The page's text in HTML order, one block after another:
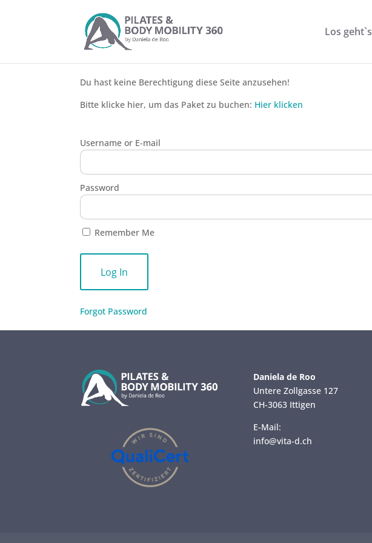
Los geht`s
Du hast keine Berechtigung diese Seite anzusehen!
Bitte klicke hier, um das Paket zu buchen: Hier klicken
Username or E-mail
Password
Remember Me
Forgot Password
Daniela de Roo
Untere Zollgasse 127
CH-3063 Ittigen
E-Mail:
info@vita-d.ch